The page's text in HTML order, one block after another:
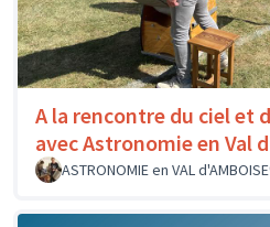
A la rencontre du ciel et
avec Astronomie en Val
ASTRONOMIE en VAL d'AMBOISE